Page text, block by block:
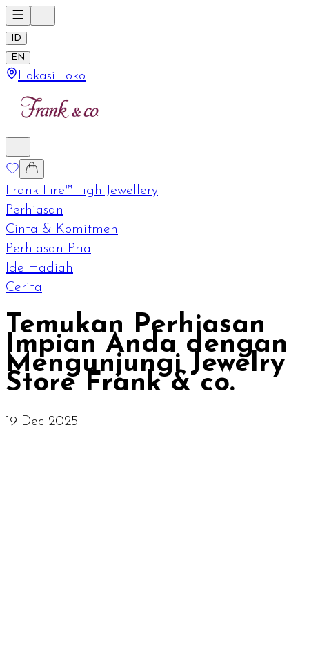
ID
EN
Lokasi Toko
Frank Fire™High Jewellery
Perhiasan
Cinta & Komitmen
Perhiasan Pria
Ide Hadiah
Cerita
Temukan Perhiasan
Impian Anda dengan
Mengunjungi Jewelry
Store Frank & co.
19 Dec 2025